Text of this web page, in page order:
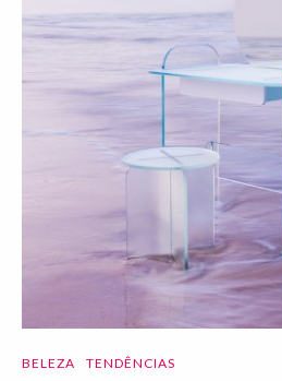
BELEZA TENDÊNCIAS